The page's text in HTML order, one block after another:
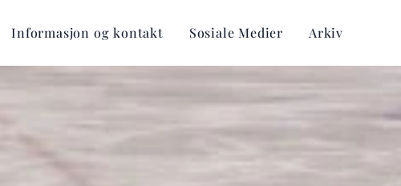
Informasjon og kontakt Sosiale Medier Arkiv